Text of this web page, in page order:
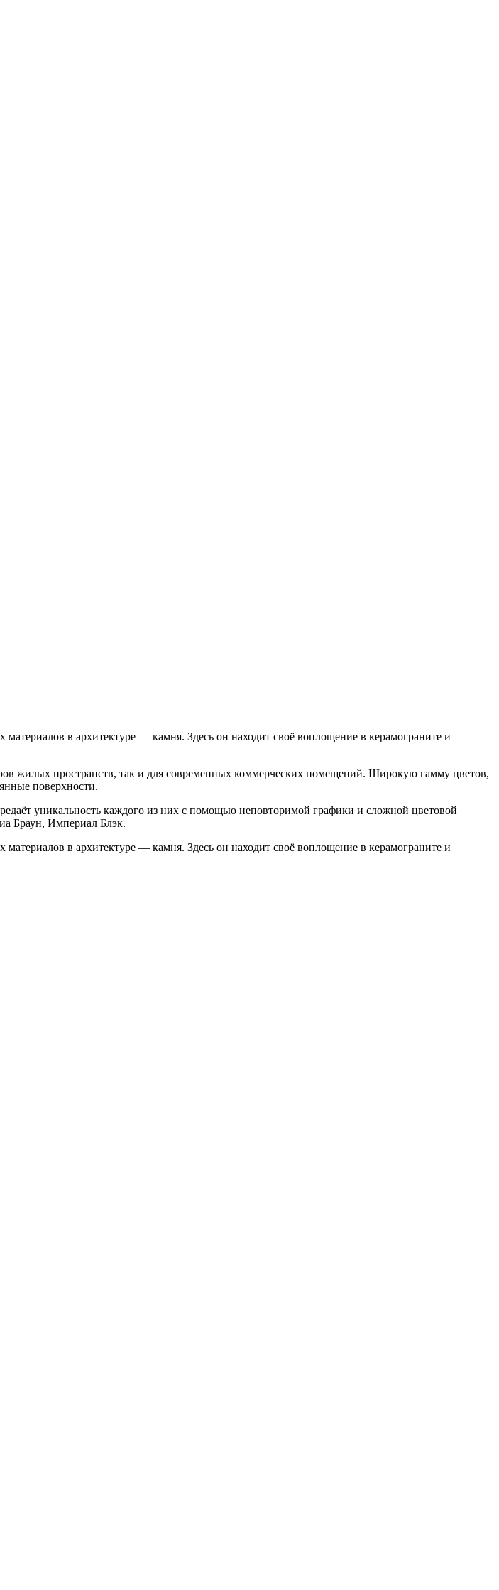
в архитектуре — камня. Здесь он находит своё воплощение в керамограните и
жилых пространств, так и для современных коммерческих помещений. Широкую гамму цветов,
поверхности.
уникальность каждого из них с помощью неповторимой графики и сложной цветовой
Браун, Империал Блэк.
в архитектуре — камня. Здесь он находит своё воплощение в керамограните и